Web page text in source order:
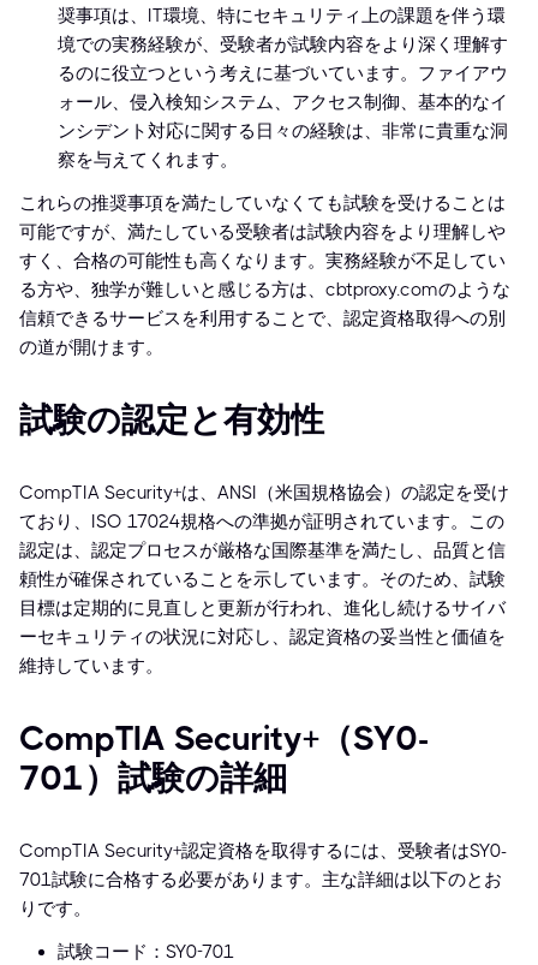
奨事項は、IT環境、特にセキュリティ上の課題を伴う環
境での実務経験が、受験者が試験内容をより深く理解す
るのに役立つという考えに基づいています。ファイアウ
ォール、侵入検知システム、アクセス制御、基本的なイ
ンシデント対応に関する日々の経験は、非常に貴重な洞
察を与えてくれます。
これらの推奨事項を満たしていなくても試験を受けることは
可能ですが、満たしている受験者は試験内容をより理解しや
すく、合格の可能性も高くなります。実務経験が不足してい
る方や、独学が難しいと感じる方は、cbtproxy.comのような
信頼できるサービスを利用することで、認定資格取得への別
の道が開けます。
試験の認定と有効性
CompTIA Security+は、ANSI（米国規格協会）の認定を受け
ており、ISO 17024規格への準拠が証明されています。この
認定は、認定プロセスが厳格な国際基準を満たし、品質と信
頼性が確保されていることを示しています。そのため、試験
目標は定期的に見直しと更新が行われ、進化し続けるサイバ
ーセキュリティの状況に対応し、認定資格の妥当性と価値を
維持しています。
CompTIA Security+（SY0-
701）試験の詳細
CompTIA Security+認定資格を取得するには、受験者はSY0-
701試験に合格する必要があります。主な詳細は以下のとお
りです。
試験コード：SY0-701